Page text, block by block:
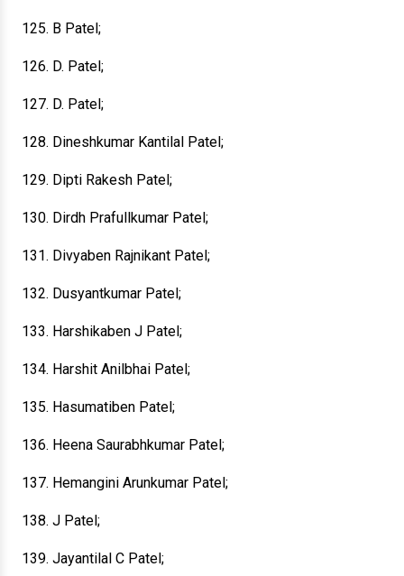
125. B Patel;
126. D. Patel;
127. D. Patel;
128. Dineshkumar Kantilal Patel;
129. Dipti Rakesh Patel;
130. Dirdh Prafullkumar Patel;
131. Divyaben Rajnikant Patel;
132. Dusyantkumar Patel;
133. Harshikaben J Patel;
134. Harshit Anilbhai Patel;
135. Hasumatiben Patel;
136. Heena Saurabhkumar Patel;
137. Hemangini Arunkumar Patel;
138. J Patel;
139. Jayantilal C Patel;